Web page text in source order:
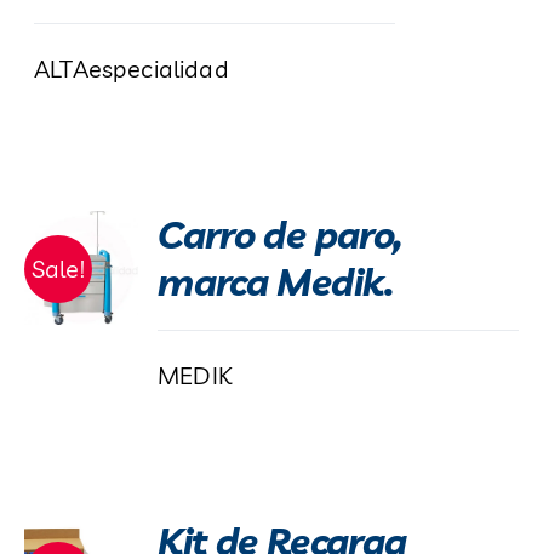
ALTAespecialidad
Sale!
Carro de paro,
marca Medik.
MEDIK
Kit de Recarga